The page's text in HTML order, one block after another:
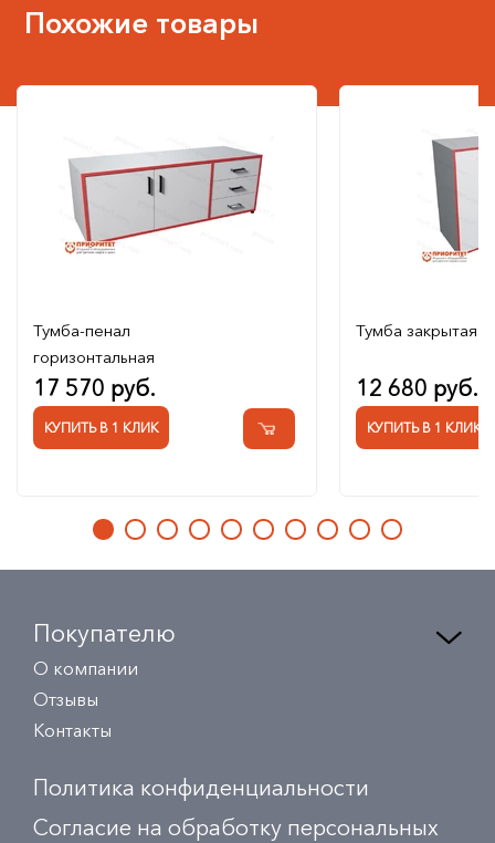
Похожие товары
Тумба-пенал
горизонтальная
17 570 руб.
КУПИТЬ В 1 КЛИК
Тумба закрытая
12 680 руб.
КУПИТЬ В 1 КЛИК
Покупателю
О компании
Отзывы
Контакты
Политика конфиденциальности
Согласие на обработку персональных